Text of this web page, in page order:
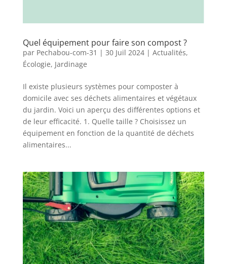
Quel équipement pour faire son compost ?
par Pechabou-com-31 | 30 Juil 2024| Actualités,
Écologie, Jardinage
Il existe plusieurs systèmes pour composter à
domicile avec ses déchets alimentaires et végétaux
du jardin. Voici un aperçu des différentes options et
de leur efficacité. 1. Quelle taille ? Choisissez un
équipement en fonction de la quantité de déchets
alimentaires...